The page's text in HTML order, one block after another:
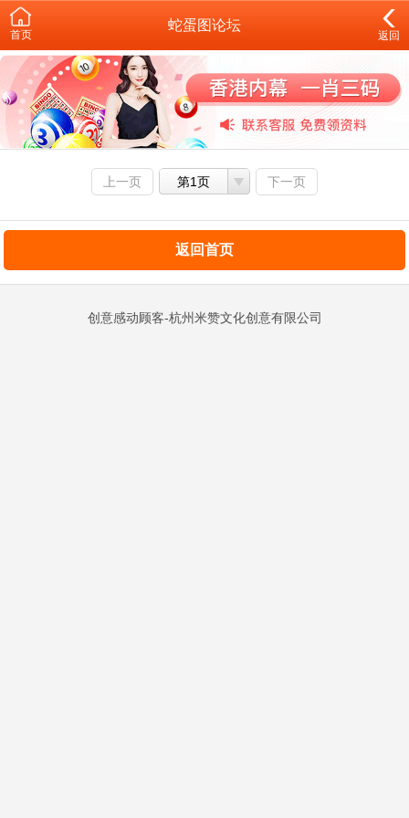
首页
蛇蛋图论坛
返回
上一页 第1页 下一页
返回首页
创意感动顾客-杭州米赞文化创意有限公司